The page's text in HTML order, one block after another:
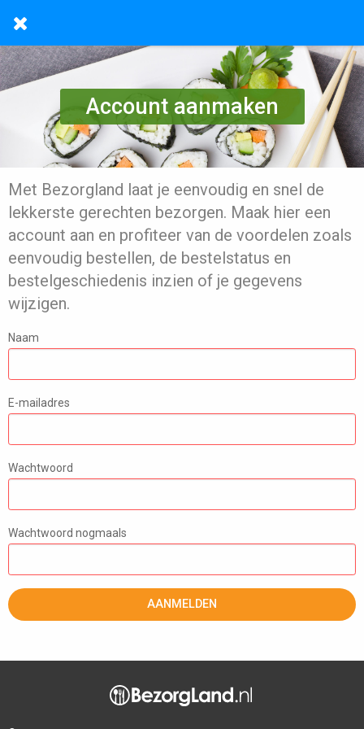
Account aanmaken
Met Bezorgland laat je eenvoudig en snel de
lekkerste gerechten bezorgen. Maak hier een
account aan en profiteer van de voordelen zoals
eenvoudig bestellen, de bestelstatus en
bestelgeschiedenis inzien of je gegevens
wijzigen.
Naam
E-mailadres
Wachtwoord
Wachtwoord nogmaals
AANMELDEN